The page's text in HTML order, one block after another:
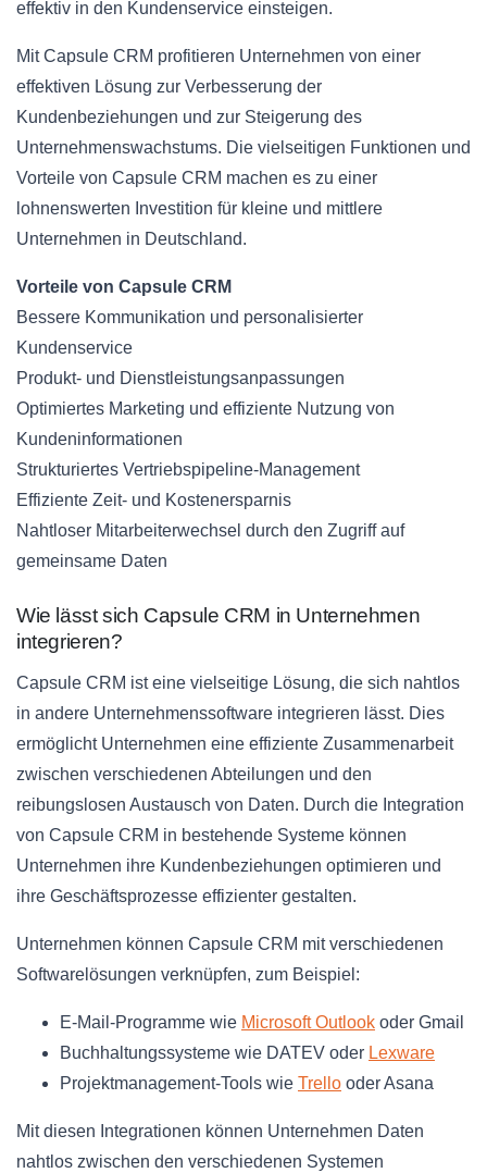
effektiv in den Kundenservice einsteigen.
Mit Capsule CRM profitieren Unternehmen von einer
effektiven Lösung zur Verbesserung der
Kundenbeziehungen und zur Steigerung des
Unternehmenswachstums. Die vielseitigen Funktionen und
Vorteile von Capsule CRM machen es zu einer
lohnenswerten Investition für kleine und mittlere
Unternehmen in Deutschland.
Vorteile von Capsule CRM
Bessere Kommunikation und personalisierter
Kundenservice
Produkt- und Dienstleistungsanpassungen
Optimiertes Marketing und effiziente Nutzung von
Kundeninformationen
Strukturiertes Vertriebspipeline-Management
Effiziente Zeit- und Kostenersparnis
Nahtloser Mitarbeiterwechsel durch den Zugriff auf
gemeinsame Daten
Wie lässt sich Capsule CRM in Unternehmen
integrieren?
Capsule CRM ist eine vielseitige Lösung, die sich nahtlos
in andere Unternehmenssoftware integrieren lässt. Dies
ermöglicht Unternehmen eine effiziente Zusammenarbeit
zwischen verschiedenen Abteilungen und den
reibungslosen Austausch von Daten. Durch die Integration
von Capsule CRM in bestehende Systeme können
Unternehmen ihre Kundenbeziehungen optimieren und
ihre Geschäftsprozesse effizienter gestalten.
Unternehmen können Capsule CRM mit verschiedenen
Softwarelösungen verknüpfen, zum Beispiel:
E-Mail-Programme wie Microsoft Outlook oder Gmail
Buchhaltungssysteme wie DATEV oder Lexware
Projektmanagement-Tools wie Trello oder Asana
Mit diesen Integrationen können Unternehmen Daten
nahtlos zwischen den verschiedenen Systemen